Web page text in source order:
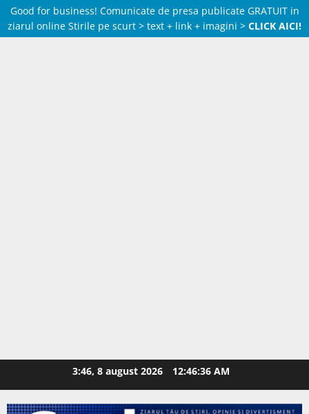
Good for business! Comunicate de presa publicate GRATUIT in
ziarul online Stirile pe scurt > text + link + imagini > CLICK AICI!
3:46, 8 august 2026 12:46:37 AM